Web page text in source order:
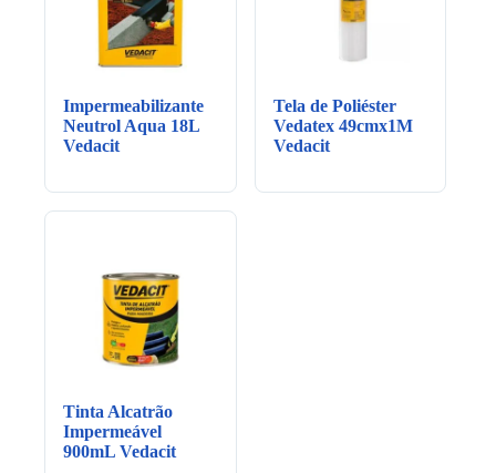
Impermeabilizante
Neutrol Aqua 18L
Vedacit
Tela de Poliéster
Vedatex 49cmx1M
Vedacit
Tinta Alcatrão
Impermeável
900mL Vedacit